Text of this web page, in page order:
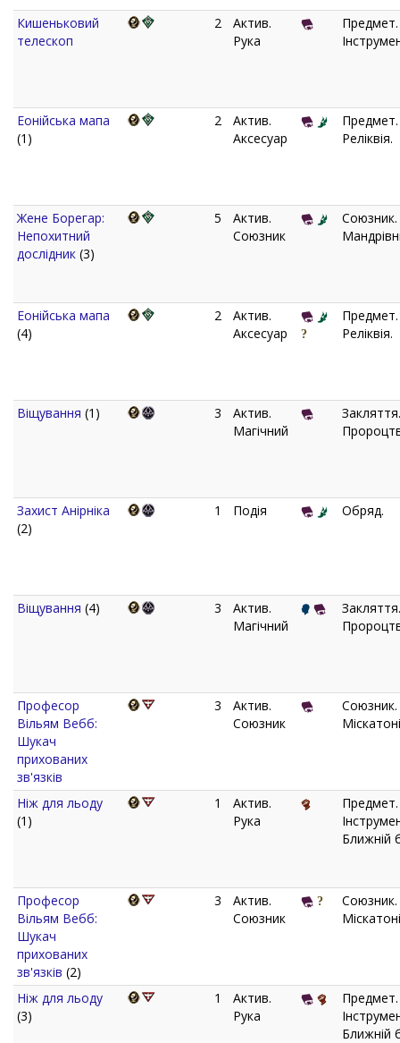
Кишеньковий
телескоп
2
Актив.
Рука
Предмет.
Еонійська мапа
(1)
2
Актив.
Аксесуар
Предмет.
Реліквія.
Жене Борегар:
Непохитний
дослідник (3)
5
Актив.
Союзник
Союзник.
Еонійська мапа
(4)
2
Актив.
Аксесуар
Предмет.
Реліквія.
Віщування (1) 3
Актив.
Магічний
Закляття.
Захист Анірніка
(2)
1 Подія Обряд.
Віщування (4) 3
Актив.
Магічний
Закляття.
Професор
Вільям Вебб:
Шукач
прихованих
зв'язків
3
Актив.
Союзник
Союзник.
Ніж для льоду
(1)
1
Актив.
Рука
Предмет.
Ближній
Професор
Вільям Вебб:
Шукач
прихованих
зв'язків (2)
3
Актив.
Союзник
Союзник.
Ніж для льоду
(3)
1
Актив.
Рука
Предмет.
Ближній